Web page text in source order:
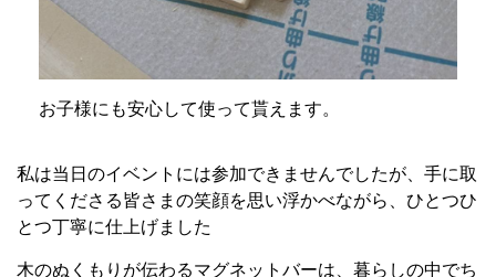
お子様にも安心して使って貰えます。
私は当日のイベントには参加できませんでしたが、手に取
ってくださる皆さまの笑顔を思い浮かべながら、ひとつひ
とつ丁寧に仕上げました
木のぬくもりが伝わるマグネットバーは、暮らしの中でち